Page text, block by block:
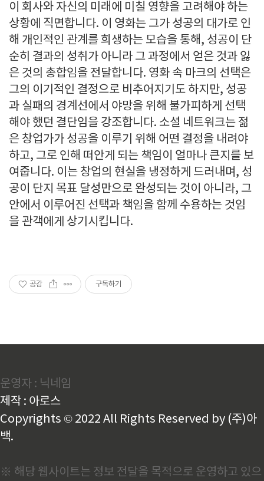
이 회사와 자신의 미래에 미칠 영향을 고려해야 하는
상황에 직면합니다. 이 영화는 그가 성공의 대가로 인
해 개인적인 관계를 희생하는 모습을 통해, 성공이 단
순히 결과의 성취가 아니라 그 과정에서 얻은 것과 잃
은 것의 총합임을 전달합니다. 영화 속 마크의 선택은
그의 이기적인 결정으로 비추어지기도 하지만, 성공
과 실패의 경계선에서 야망을 위해 불가피하게 선택
해야 했던 결단임을 강조합니다. 소셜 네트워크는 젊
은 창업가가 성공을 이루기 위해 어떤 결정을 내려야
하고, 그로 인해 떠안게 되는 책임이 얼마나 큰지를 보
여줍니다. 이는 창업의 현실을 냉정하게 드러내며, 성
공이 단지 목표 달성만으로 완성되는 것이 아니라, 그
안에서 이루어진 선택과 책임을 함께 수용하는 것임
을 관객에게 상기시킵니다.
공감 구독하기
운영자 : 닉네임
제작 : 아로스
Copyrights © 2022 All Rights Reserved by (주)아
백.
※ 해당 웹사이트는 정보 전달을 목적으로 운영하고 있으